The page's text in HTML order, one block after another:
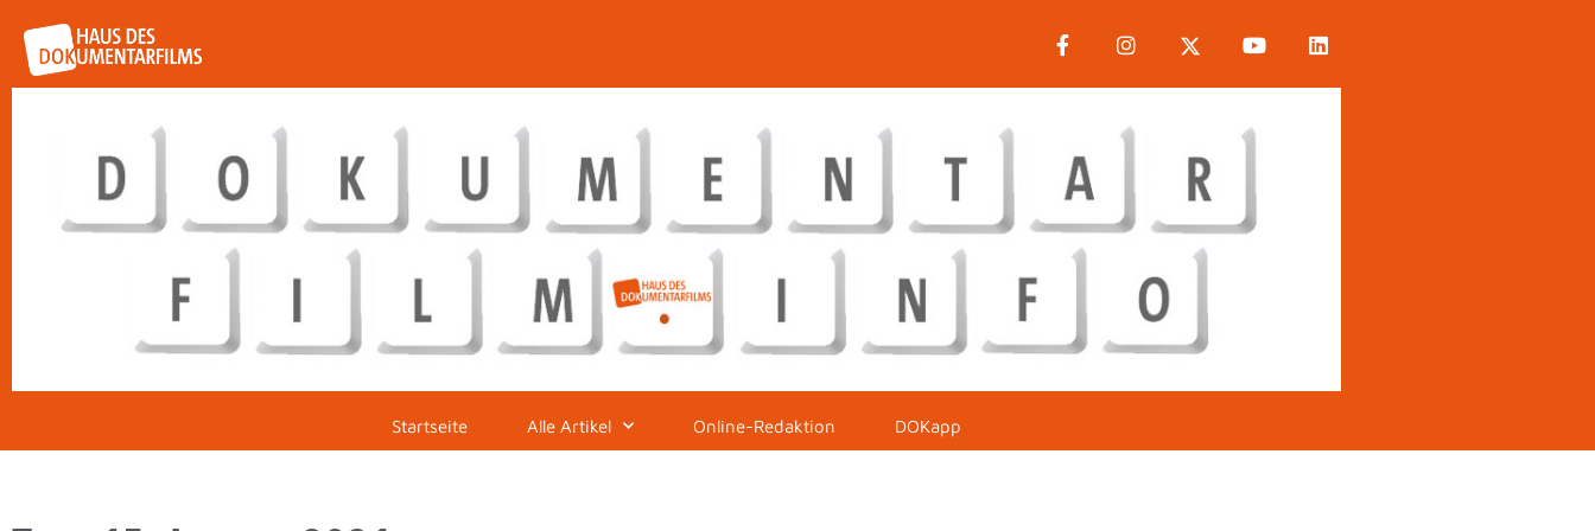
Startseite Alle Artikel Online-Redaktion DOKapp